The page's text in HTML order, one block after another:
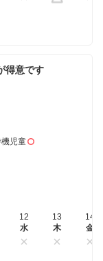
得意です
児童
12
水
13
木
14
金